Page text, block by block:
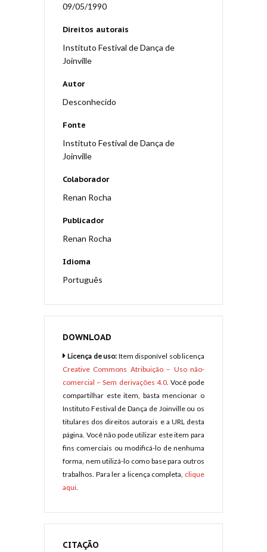
09/05/1990
Direitos autorais
Instituto Festival de Dança de
Joinville
Autor
Desconhecido
Fonte
Instituto Festival de Dança de
Joinville
Colaborador
Renan Rocha
Publicador
Renan Rocha
Idioma
Português
DOWNLOAD
Licença de uso: Item disponível sob licença
Creative Commons Atribuição – Uso não-
comercial – Sem derivações 4.0. Você pode
compartilhar este item, basta mencionar o
Instituto Festival de Dança de Joinville ou os
titulares dos direitos autorais e a URL desta
página. Você não pode utilizar este item para
fins comerciais ou modificá-lo de nenhuma
forma, nem utilizá-lo como base para outros
trabalhos. Para ler a licença completa, clique
aqui.
CITAÇÃO